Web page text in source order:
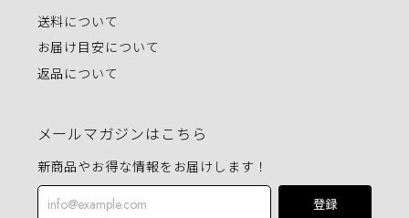
送料について
お届け目安について
返品について
メールマガジンはこちら
新商品やお得な情報をお届けします！
登録